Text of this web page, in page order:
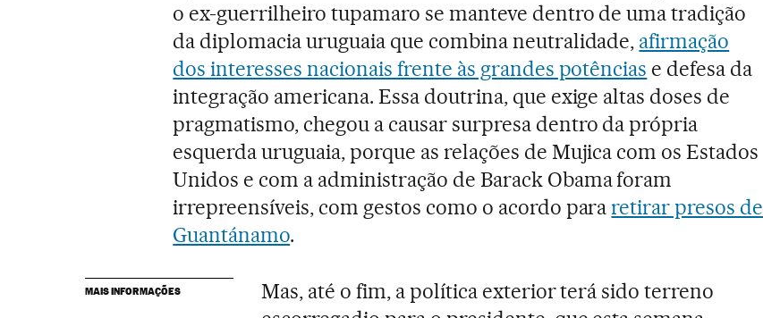
o ex-guerrilheiro tupamaro se manteve dentro de uma tradição
da diplomacia uruguaia que combina neutralidade, afirmação
dos interesses nacionais frente às grandes potências e defesa da
integração americana. Essa doutrina, que exige altas doses de
pragmatismo, chegou a causar surpresa dentro da própria
esquerda uruguaia, porque as relações de Mujica com os Estados
Unidos e com a administração de Barack Obama foram
irrepreensíveis, com gestos como o acordo pararetirar presos de
Guantánamo.
MAIS INFORMAÇÕES
Mas, até o fim, a política exterior terá sido terreno